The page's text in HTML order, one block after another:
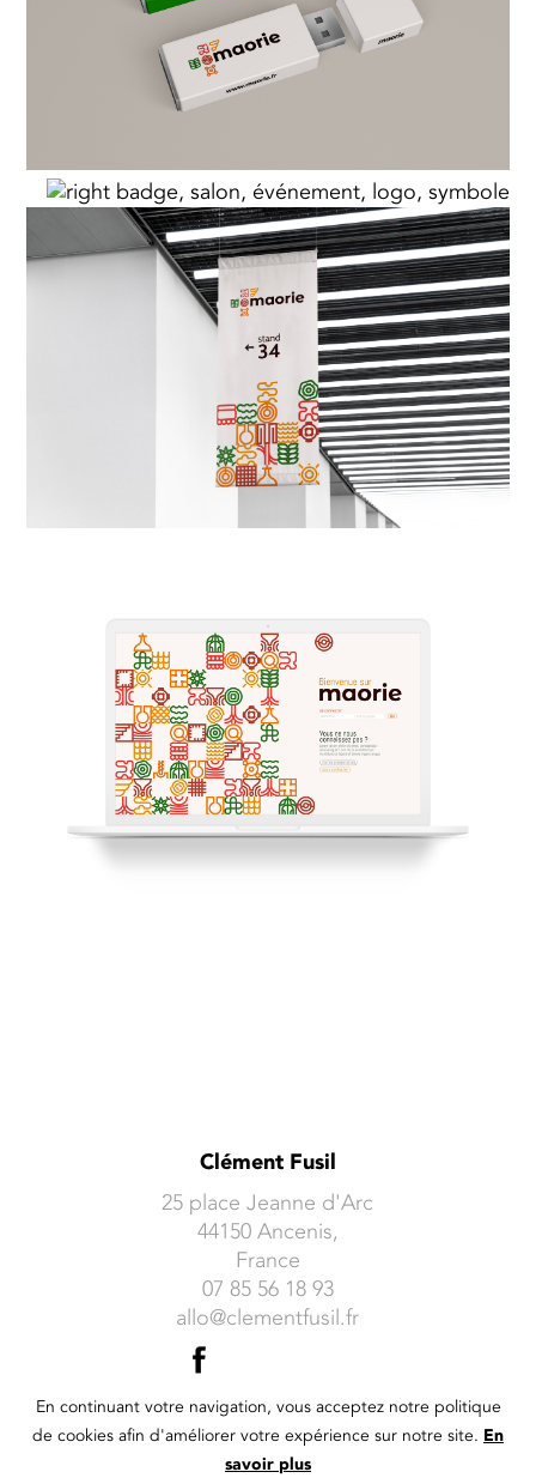
Clément Fusil
25 place Jeanne d'Arc
44150 Ancenis,
France
07 85 56 18 93
allo@clementfusil.fr
© 2020 Clément Fusil - Mentions Légales
- Réalisation du site :
StudioWeb
En continuant votre navigation, vous acceptez notre politique
de cookies afin d'améliorer votre expérience sur notre site. En
savoir plus